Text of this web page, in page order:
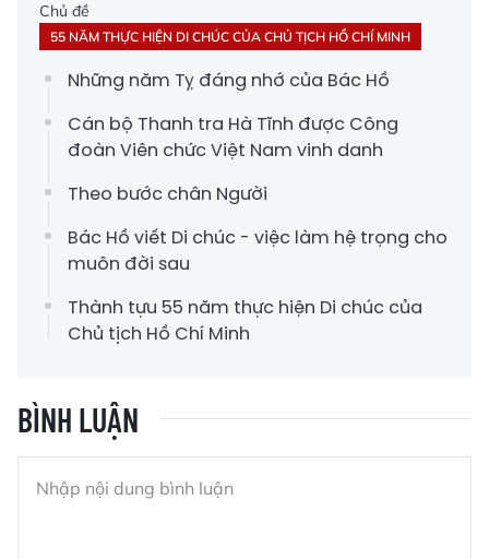
Chủ đề
55 NĂM THỰC HIỆN DI CHÚC CỦA CHỦ TỊCH HỒ CHÍ MINH
Những năm Tỵ đáng nhớ của Bác Hồ
Cán bộ Thanh tra Hà Tĩnh được Công
đoàn Viên chức Việt Nam vinh danh
Theo bước chân Người
Bác Hồ viết Di chúc - việc làm hệ trọng cho
muôn đời sau
Thành tựu 55 năm thực hiện Di chúc của
Chủ tịch Hồ Chí Minh
BÌNH LUẬN